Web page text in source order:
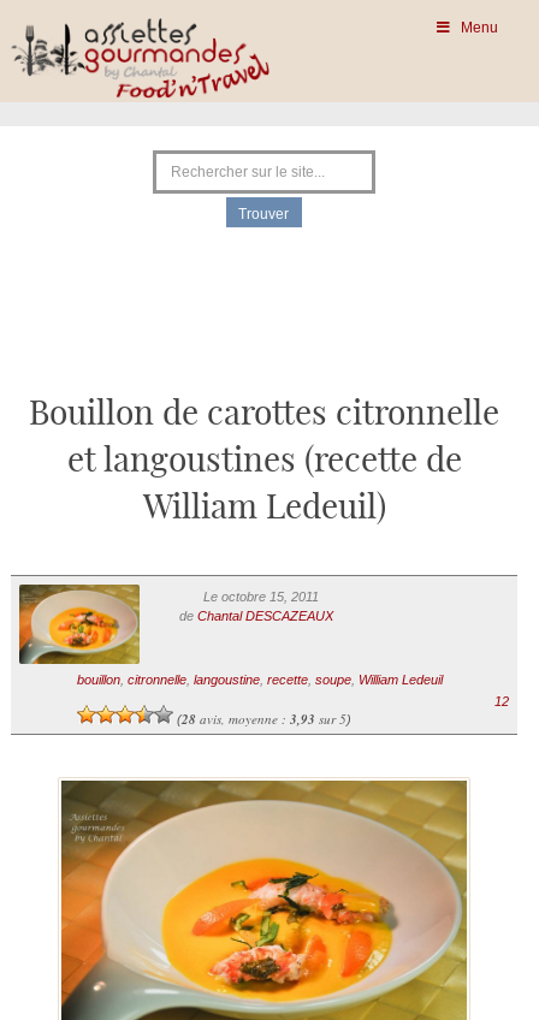
Menu
Bouillon de carottes citronnelle
et langoustines (recette de
William Ledeuil)
Le octobre 15, 2011
de Chantal DESCAZEAUX
bouillon, citronnelle, langoustine, recette, soupe, William Ledeuil
(28 avis, moyenne : 3,93 sur 5)
12